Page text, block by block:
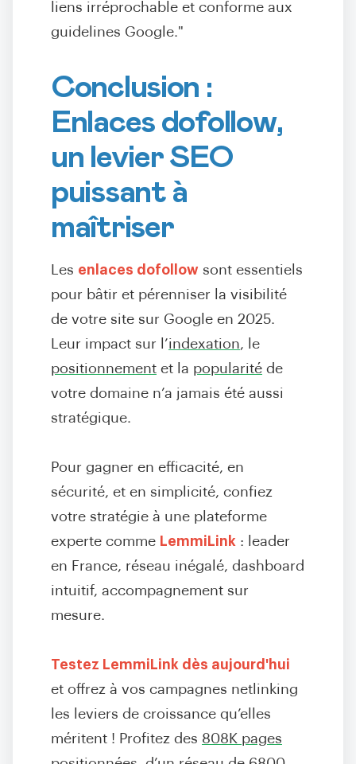
liens irréprochable et conforme aux
guidelines Google."
Conclusion :
Enlaces dofollow,
un levier SEO
puissant à
maîtriser
Les enlaces dofollow sont essentiels
pour bâtir et pérenniser la visibilité
de votre site sur Google en 2025.
Leur impact sur l’indexation, le
positionnement et la popularité de
votre domaine n’a jamais été aussi
stratégique.
Pour gagner en efficacité, en
sécurité, et en simplicité, confiez
votre stratégie à une plateforme
experte comme LemmiLink : leader
en France, réseau inégalé, dashboard
intuitif, accompagnement sur
mesure.
Testez LemmiLink dès aujourd'hui
et offrez à vos campagnes netlinking
les leviers de croissance qu’elles
méritent ! Profitez des 808K pages